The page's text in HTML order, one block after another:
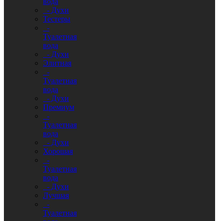
- Духи
Тестеры
-
Туалетная
вода
- Духи
Элитная
-
Туалетная
вода
- Духи
Премиум
-
Туалетная
вода
- Духи
Хорошая
-
Туалетная
вода
- Духи
Лучшая
-
Туалетная